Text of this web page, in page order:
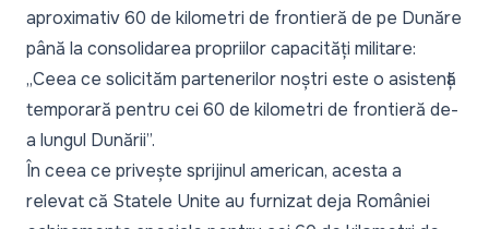
aproximativ 60 de kilometri de frontieră de pe Dunăre
până la consolidarea propriilor capacități militare:
„Ceea ce solicităm partenerilor noștri este o asistență
temporară pentru cei 60 de kilometri de frontieră de-
a lungul Dunării”.
În ceea ce privește sprijinul american, acesta a
relevat că Statele Unite au furnizat deja României